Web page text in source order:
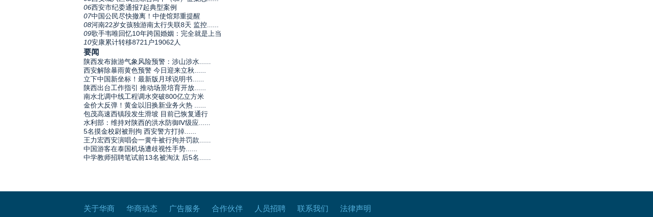
06西安市纪委通报7起典型案例
07中国公民尽快撤离！中使馆郑重提醒
08河南22岁女孩独游南太行失联8天 监控......
09歌手韦唯回忆10年跨国婚姻：完全就是上当
10安康累计转移8721户19062人
要闻
陕西发布旅游气象风险预警：涉山涉水......
西安解除暴雨黄色预警 今日迎来立秋......
立下中国新坐标！最新版月球说明书......
陕西出台工作指引 推动场景培育开放......
南水北调中线工程调水突破800亿立方米
金价大反弹！黄金以旧换新业务火热 ......
包茂高速西镇段发生滑坡 目前已恢复通行
水利部：维持对陕西的洪水防御Ⅳ级应......
5名摸金校尉被刑拘 西安警方打掉......
王力宏西安演唱会一黄牛被行拘并罚款......
中国游客在泰国机场遭歧视性手势......
中学教师招聘笔试前13名被淘汰 后5名......
关于华商 华商动态 广告服务 合作伙伴 人员招聘 联系我们 法律声明